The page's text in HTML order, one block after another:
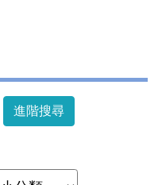
進階搜尋